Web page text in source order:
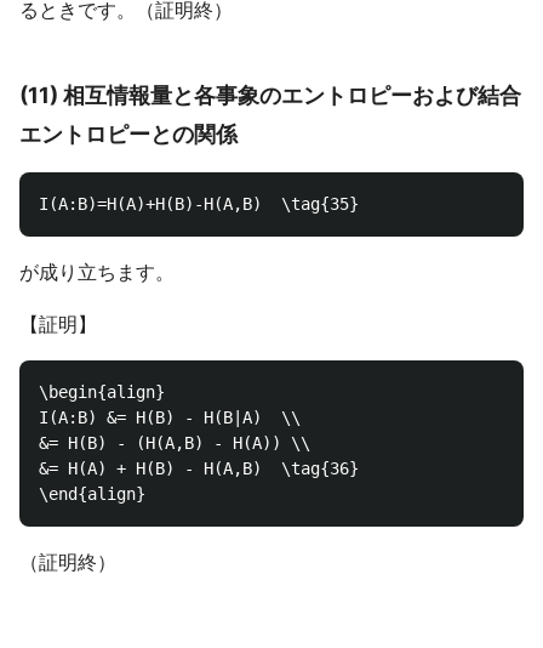
るときです。（証明終）
(11) 相互情報量と各事象のエントロピーおよび結合
エントロピーとの関係
が成り立ちます。
【証明】
\begin{align}
I(A:B) &= H(B) - H(B|A)  \\
&= H(B) - (H(A,B) - H(A)) \\
&= H(A) + H(B) - H(A,B)  \tag{36}
（証明終）